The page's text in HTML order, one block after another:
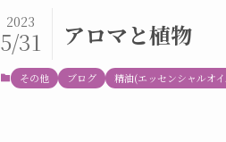
アロマと植物
2023
5/31
その他 ブログ 精油(エッセンシャルオ